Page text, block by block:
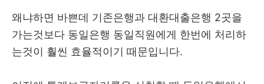
왜냐하면 바쁜데 기존은행과 대환대출은행 2곳을
가는것보다 동일은행 동일직원에게 한번에 처리하
는것이 훨씬 효율적이기 때문입니다.